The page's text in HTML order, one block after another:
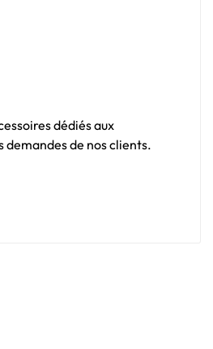
dédiés aux
de nos clients.